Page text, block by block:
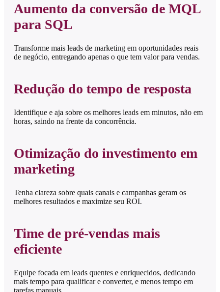
Aumento da conversão de MQL
para SQL
Transforme mais leads de marketing em oportunidades reais
de negócio, entregando apenas o que tem valor para vendas.
Redução do tempo de resposta
Identifique e aja sobre os melhores leads em minutos, não em
horas, saindo na frente da concorrência.
Otimização do investimento em
marketing
Tenha clareza sobre quais canais e campanhas geram os
melhores resultados e maximize seu ROI.
Time de pré-vendas mais
eficiente
Equipe focada em leads quentes e enriquecidos, dedicando
mais tempo para qualificar e converter, e menos tempo em